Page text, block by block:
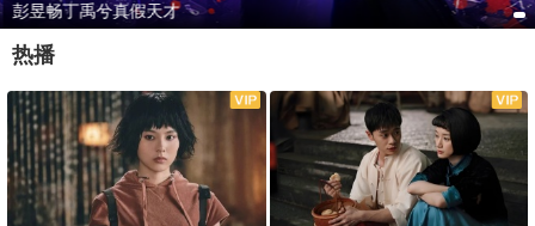
彭昱畅丁禹兮真假天才
热播
全35集